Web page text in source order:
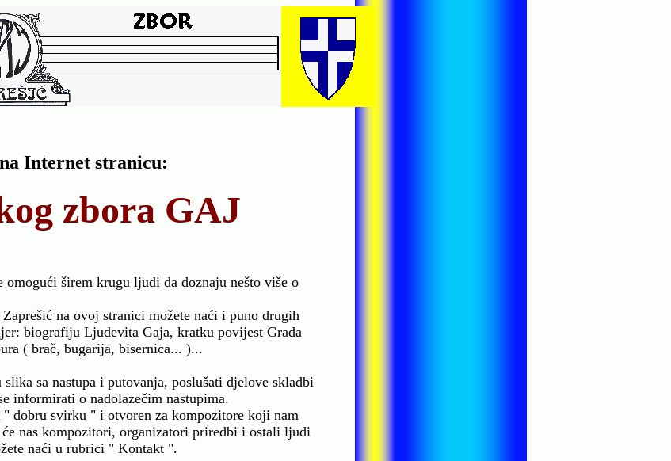
Internet stranicu:
zbora GAJ
omogući širem krugu ljudi da doznaju nešto više o
na ovoj stranici možete naći i puno drugih
biografiju Ljudevita Gaja, kratku povijest Grada
( brač, bugarija, bisernica... )...
sa nastupa i putovanja, poslušati djelove skladbi
informirati o nadolazečim nastupima.
dobru svirku " i otvoren za kompozitore koji nam
nas kompozitori, organizatori priredbi i ostali ljudi
naći u rubrici " Kontakt ".